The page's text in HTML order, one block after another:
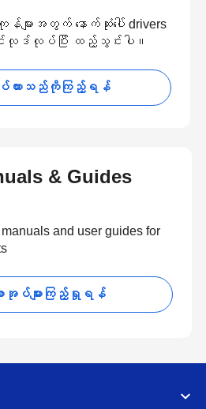
ားအတွက် နောက်ဆုံးပေါ် drivers
င်းလုဒ်လုပ်ပြီး ထည့်သွင်းပါ။
လုပ်ထားသည်ကိုကြည့်ရန်
& Guides
and user guides for
ပ်များကြည့်ရှုရန်